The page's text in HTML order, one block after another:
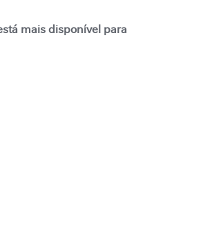
mais disponível para